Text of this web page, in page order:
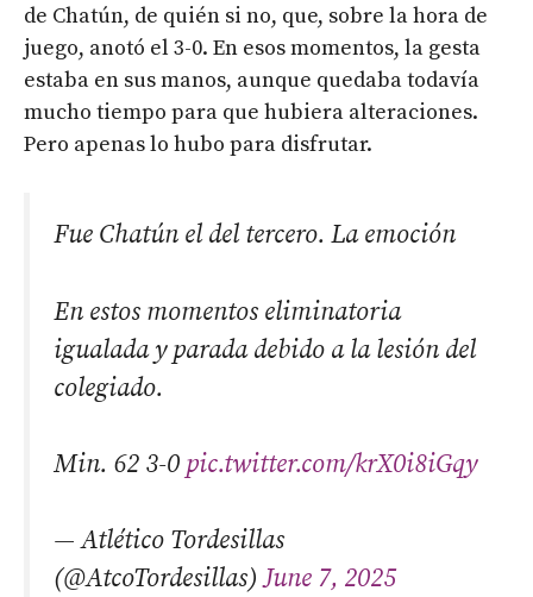
de Chatún, de quién si no, que, sobre la hora de
juego, anotó el 3-0. En esos momentos, la gesta
estaba en sus manos, aunque quedaba todavía
mucho tiempo para que hubiera alteraciones.
Pero apenas lo hubo para disfrutar.
Fue Chatún el del tercero. La emoción
En estos momentos eliminatoria
igualada y parada debido a la lesión del
colegiado.
Min. 62 3-0 pic.twitter.com/krX0i8iGqy
— Atlético Tordesillas
(@AtcoTordesillas)June 7, 2025